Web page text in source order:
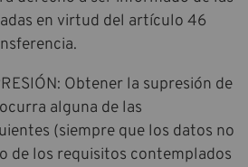
en virtud del artículo 46
Obtener la supresión de
alguna de las
(siempre que los datos no
de los requisitos contemplados